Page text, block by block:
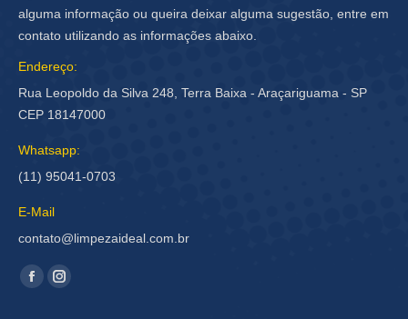
alguma informação ou queira deixar alguma sugestão, entre em
contato utilizando as informações abaixo.
Endereço:
Rua Leopoldo da Silva 248, Terra Baixa - Araçariguama - SP
CEP 18147000
Whatsapp:
(11) 95041-0703
E-Mail
contato@limpezaideal.com.br
Encontre-nos em:
FacebookInstagram